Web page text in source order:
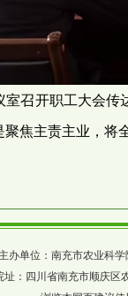
室召开职工大会
焦主责主业，
主办单位：南充市农业科
址：四川省南充市顺庆